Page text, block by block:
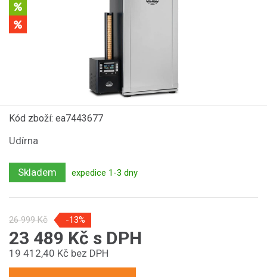
Kód zboží: ea7443677
Udírna
Skladem expedice 1-3 dny
26 999 Kč -13%
23 489 Kč s DPH
19 412,40 Kč bez DPH